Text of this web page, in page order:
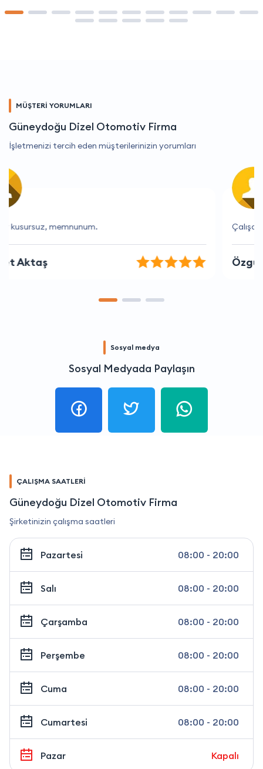
MÜŞTERİ YORUMLARI
Güneydoğu Dizel Otomotiv Firma
İşletmenizi tercih eden müşterilerinizin yorumları
Çalışanlar çok bilgili ve yardımsever.
Özgür Turan
Sosyal medya
Sosyal Medyada Paylaşın
ÇALIŞMA SAATLERİ
Güneydoğu Dizel Otomotiv Firma
Şirketinizin çalışma saatleri
Pazartesi 08:00 - 20:00
Salı 08:00 - 20:00
Çarşamba 08:00 - 20:00
Perşembe 08:00 - 20:00
Cuma 08:00 - 20:00
Cumartesi 08:00 - 20:00
Pazar Kapalı